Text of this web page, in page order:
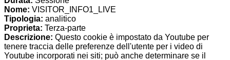
Nome: VISITOR_INFO1_LIVE
Tipologia: analitico
Proprieta: Terza-parte
Descrizione: Questo cookie è impostato da Youtube per
tenere traccia delle preferenze dell'utente per i video di
Youtube incorporati nei siti; può anche determinare se il